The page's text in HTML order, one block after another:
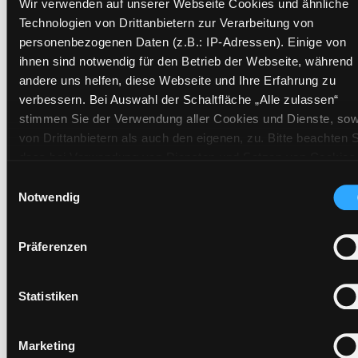
Wir verwenden auf unserer Webseite Cookies und ähnliche
Technologien von Drittanbietern zur Verarbeitung von
personenbezogenen Daten (z.B.: IP-Adressen). Einige von
ihnen sind notwendig für den Betrieb der Webseite, während
andere uns helfen, diese Webseite und Ihre Erfahrung zu
verbessern. Bei Auswahl der Schaltfläche „Alle zulassen“
stimmen Sie der Verwendung aller Cookies und Dienste,
von Drittanbietern als auch den eigenen, zu. Bitte beachten
(Länder außerhalb des EWR ohne adäquates
Datenschutzniveau) stattfinden kann. In diesem
ausgeschlossen werden. Eine Verarbeitung durch solche
Einwilligung erteilen („Auswahl erlauben“) oder auf die
Schaltfläche „Alle zulassen“ klicken. Unter dem Punkt
Kategorien von Cookies und ähnlichen Technologien.
Notwendig
Präferenzen
Statistiken
Marketing
Signatur:NB.OT DIE
Standort 2: Ausleihe
Status:Verfügbar
Vorbestellungen:0
Mediengruppe:Sachbuch
Frist:
Zweigstelle:
Standort 2:
Vorbestellungen: